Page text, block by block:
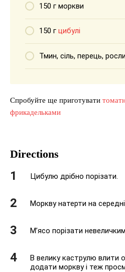
150 г моркви
150 г цибулі
Тмин, сіль, перець,
Спробуйте ще приготувати
фрикадельками
Directions
Цибулю дрібно порізати.
Моркву натерти на
М’ясо порізати
В велику каструлю влити
додати моркву і теж